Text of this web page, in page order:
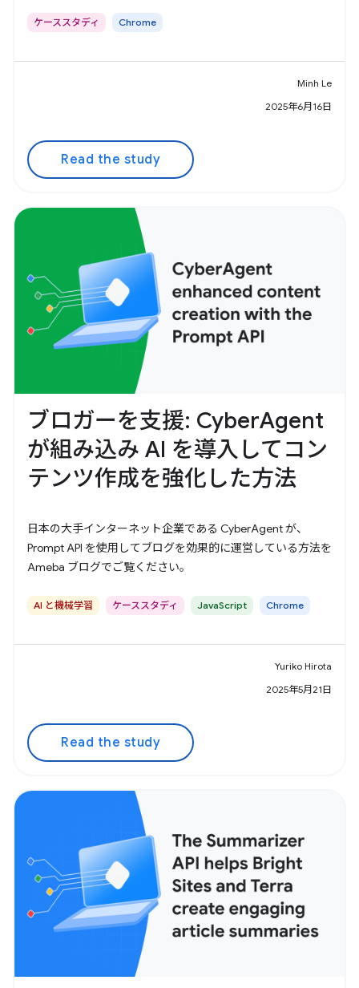
ケーススタディ Chrome
Minh Le
2025年6月16日
Read the study
ブロガーを支援: CyberAgent
が組み込み AI を導入してコン
テンツ作成を強化した方法
日本の大手インターネット企業である CyberAgent が、
Prompt API を使用してブログを効果的に運営している方法を
Ameba ブログでご覧ください。
AI と機械学習 ケーススタディ JavaScript Chrome
Yuriko Hirota
2025年5月21日
Read the study